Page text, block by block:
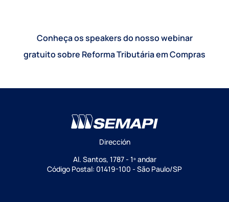
Conheça os speakers do nosso webinar
gratuito sobre Reforma Tributária em Compras
Dirección
Al. Santos, 1787 - 1º andar
Código Postal: 01419-100 - São Paulo/SP